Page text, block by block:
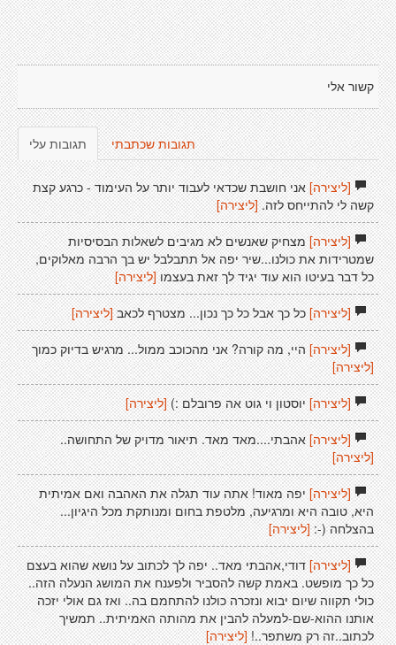
קשור אלי
תגובות עלי תגובות שכתבתי
[ליצירה]אני חושבת שכדאי לעבוד יותר על העימוד - כרגע קצת
קשה לי להתייחס לזה. [ליצירה]
[ליצירה]מצחיק שאנשים לא מגיבים לשאלות הבסיסיות
שמטרידות את כולנו...שיר יפה אל תתבלבל יש בך הרבה מאלוקים,
כל דבר בעיטו הוא עוד יגיד לך זאת בעצמו[ליצירה]
[ליצירה]כל כך אבל כל כך נכון... מצטרף לכאב [ליצירה]
[ליצירה]היי, מה קורה? אני מהכוכב ממול... מרגיש בדיוק כמוך
[ליצירה]
[ליצירה]יוסטון וי גוט אה פרובלם :)[ליצירה]
[ליצירה]אהבתי....מאד מאד. תיאור מדויק של התחושה..
[ליצירה]
[ליצירה]יפה מאוד! אתה עוד תגלה את האהבה ואם אמיתית
היא, טובה היא ומרגיעה, מלטפת בחום ומנותקת מכל היגיון...
בהצלחה (-: [ליצירה]
[ליצירה]דודי,אהבתי מאד.. יפה לך לכתוב על נושא שהוא בעצם
כל כך מופשט. באמת קשה להסביר ולפענח את המושג הנעלה הזה..
כולי תקווה שיום יבוא ונזכרה כולנו להתחמם בה.. ואז גם אולי יזכה
אותנו ההוא-שם-למעלה להבין את מהותה האמיתית.. תמשיך
לכתוב..זה רק משתפר..! [ליצירה]